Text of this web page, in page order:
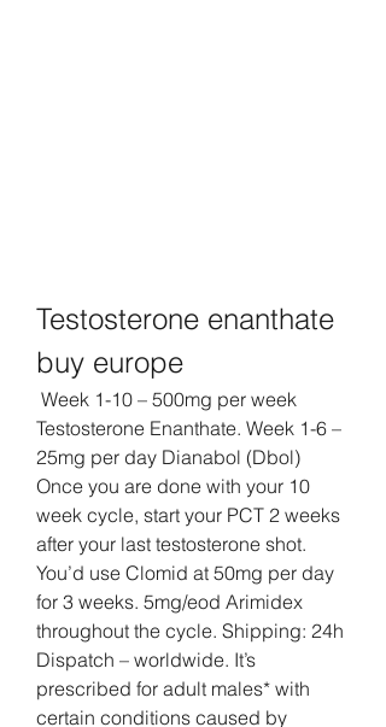
Testosterone enanthate
buy europe
Testosterone Enanthate. Week 1-6 –
25mg per day Dianabol (Dbol)
Once you are done with your 10
week cycle, start your PCT 2 weeks
after your last testosterone shot.
You’d use Clomid at 50mg per day
for 3 weeks. 5mg/eod Arimidex
throughout the cycle. Shipping: 24h
Dispatch – worldwide. It’s
prescribed for adult males* with
certain conditions caused by